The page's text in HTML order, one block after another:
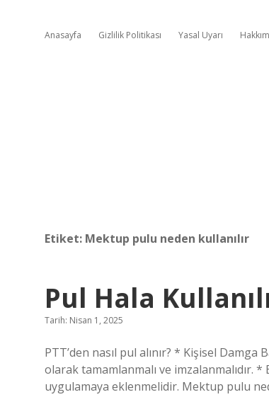
Anasayfa Gizlilik Politikası Yasal Uyarı
Etiket: Mektup pulu neden kullanılır
Pul Hala
Tarih: Nisan 1, 2025
PTT’den nasıl pul alınır? * Kişisel
olarak tamamlanmalı ve
uygulamaya eklenmelidir. Mektup pulu